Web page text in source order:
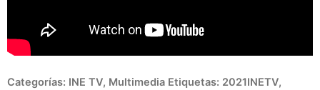
Categorías: INE TV, Multimedia Etiquetas: 2021INETV,